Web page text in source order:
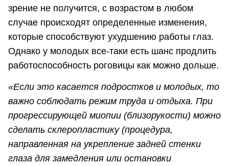
зрение не получится, с возрастом в любом
случае происходят определенные изменения,
которые способствуют ухудшению работы глаз.
Однако у молодых все-таки есть шанс продлить
работоспособность роговицы как можно дольше.
«Если это касается подростков и молодых, то
важно соблюдать режим труда и отдыха. При
прогрессирующей миопии (близорукости) можно
сделать склеропластику (процедура,
направленная на укрепление задней стенки
глаза для замедления или остановки